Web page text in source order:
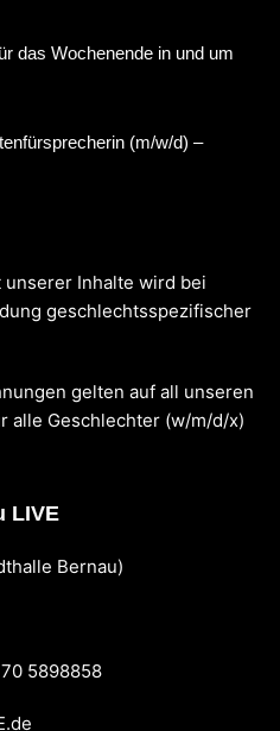
das Wochenende in und um
(m/w/d) –
Inhalte wird bei
geschlechtsspezifischer
gelten auf all unseren
alle Geschlechter (w/m/d/x)
LIVE
Bernau)
5898858